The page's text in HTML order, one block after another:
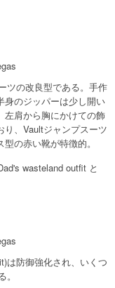
ツの改良型である。手作
身のジッパーは少し開い
左肩から胸にかけての飾
り、Vaultジャンプスーツ
の赤い靴が特徴的。
wasteland outfit と
は防御強化され、いくつ